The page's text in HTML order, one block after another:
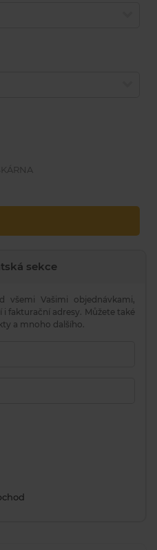
sekce
všemi Vašimi objednávkami,
fakturační adresy. Můžete také
a mnoho dalšího.